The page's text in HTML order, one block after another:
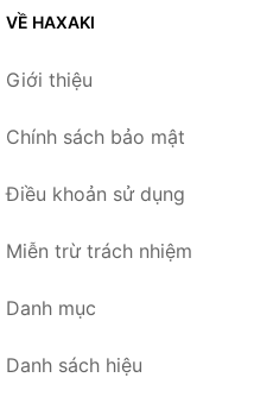
VỀ HAXAKI
Giới thiệu
Chính sách bảo mật
Điều khoản sử dụng
Miễn trừ trách nhiệm
Danh mục
Danh sách hiệu